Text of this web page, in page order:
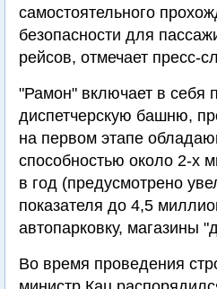
самостоятельного
безопасности для
рейсов, отмечает пресс-
"Рамон" включает в себя
диспетчерскую башню,
на первом этапе
способностью около 2-х
в год (предусмотрено
показателя до 4,5
автопарковку, магазины
Во время проведения